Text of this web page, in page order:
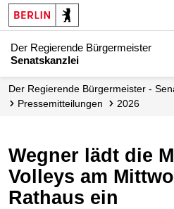
Der Regierende Bürgermeister
Senatskanzlei
Der Regierende Bürgermeister -
Presse­mitteilungen
2026
Wegner lädt die Meister der BR
Volleys am
Rathaus ein